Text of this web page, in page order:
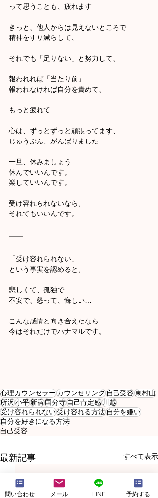
って思うことも、疲れます
きっと、他人からは見えないところで
精神をすり減らして、
それでも「足りない」と努力して、
報われれば「当たり前」
報われなければ自分を責めて、
もっと疲れて…
心は、ずっとずっと頑張ってます、
じゅうぶん、がんばりました
一旦、休みましょう
休んでいいんです。
楽していいんです。
受け容れられないなら、
それでもいいんです。
「受け容れられない」
という事実を認めると、
悲しくて、孤独で
不安で、怒って、悔しい…
こんな感情と向き合えたなら
今はそれだけでハナマルです。
心理カウンセラーカウンセリング自己受容東村山
所沢小平新宿国分寺自己肯定感川越
受け容れられない受け容れる方法自分を嫌い
自分を好きになる方法
自己受容
最新記事 すべて表示
問い合わせ メール LINE 予約する